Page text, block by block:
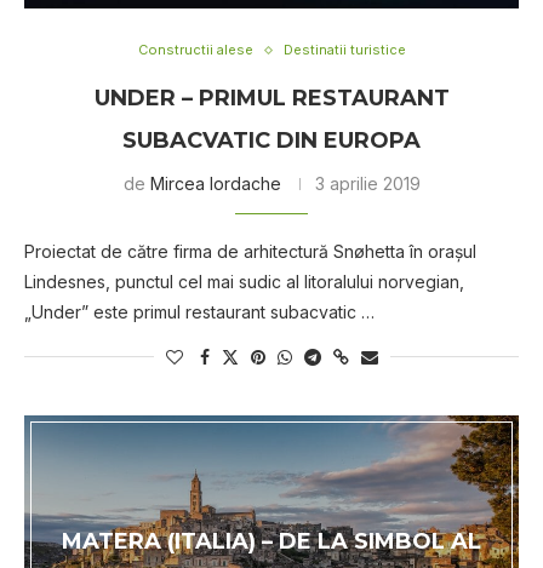
Constructii alese Destinatii turistice
UNDER – PRIMUL RESTAURANT
SUBACVATIC DIN EUROPA
de Mircea Iordache 3 aprilie 2019
Proiectat de către firma de arhitectură Snøhetta în oraşul
Lindesnes, punctul cel mai sudic al litoralului norvegian,
„Under” este primul restaurant subacvatic …
MATERA (ITALIA) – DE LA SIMBOL AL